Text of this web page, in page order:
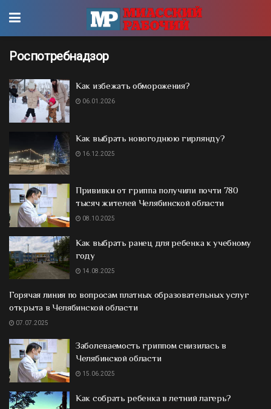
Роспотребнадзор
Как избежать обморожения?
06.01.2026
Как выбрать новогоднюю гирлянду?
16.12.2025
Прививки от гриппа получили почти 780
тысяч жителей Челябинской области
08.10.2025
Как выбрать ранец для ребенка к учебному
году
14.08.2025
Горячая линия по вопросам платных образовательных услуг
открыта в Челябинской области
07.07.2025
Заболеваемость гриппом снизилась в
Челябинской области
15.06.2025
Как собрать ребенка в летний лагерь?